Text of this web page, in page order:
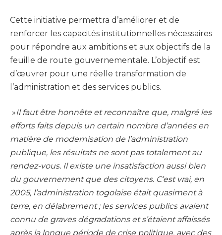
Cette initiative permettra d’améliorer et de
renforcer les capacités institutionnelles nécessaires
pour répondre aux ambitions et aux objectifs de la
feuille de route gouvernementale. L’objectif est
d’œuvrer pour une réelle transformation de
l’administration et des services publics.
»Il faut être honnête et reconnaître que, malgré les
efforts faits depuis un certain nombre d’années en
matière de modernisation de l’administration
publique, les résultats ne sont pas totalement au
rendez-vous. Il existe une insatisfaction aussi bien
du gouvernement que des citoyens. C’est vrai, en
2005, l’administration togolaise était quasiment à
terre, en délabrement ; les services publics avaient
connu de graves dégradations et s’étaient affaissés
après la longue période de crise politique, avec des